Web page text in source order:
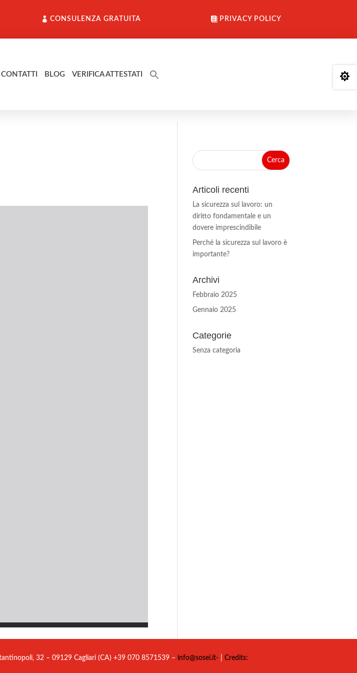
CONSULENZA GRATUITA PRIVACY POLICY
CONTATTI BLOG VERIFICA ATTESTATI
Articoli recenti
La sicurezza sul lavoro: un
diritto fondamentale e un
dovere imprescindibile
Perché la sicurezza sul lavoro è
importante?
Archivi
Febbraio 2025
Gennaio 2025
Categorie
Senza categoria
32 – 09129 Cagliari (CA) +39 070 8571539 – info@sosei.it-
Credits:
